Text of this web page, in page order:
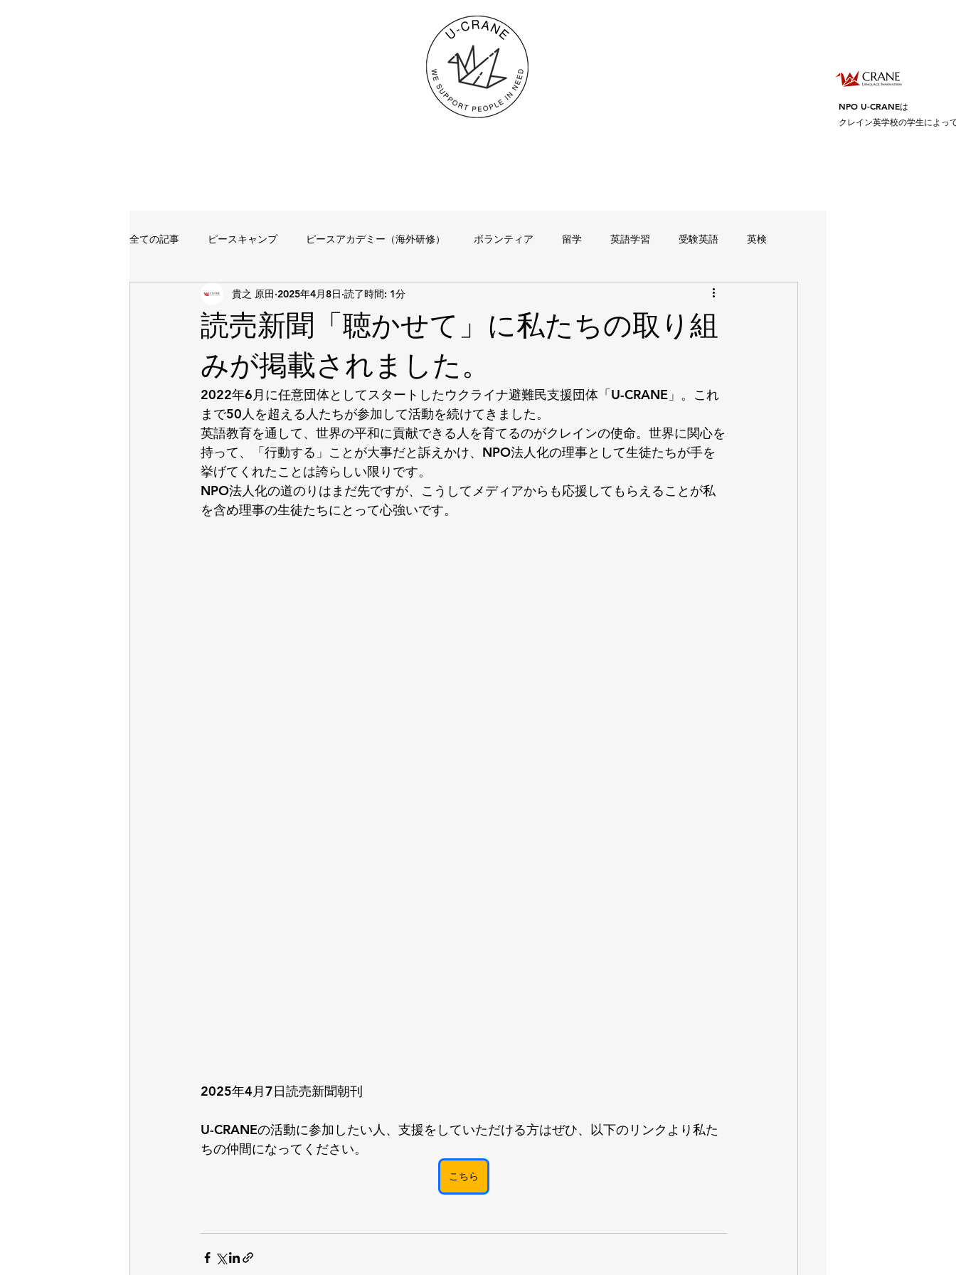
NPO U-CRANEは
クレイン英学校の学生によっ
全ての記事 ピースキャンプ ピースアカデミー（海外研修） ボランティア 留学 英語学習 受験英語 英検
講習会 講師 その他 代表のつぶやき
読売新聞「聴かせて」に私たちの取り組
みが掲載されました。
貴之 原田 2025年4月8日 読了時間: 1分
2022年6月に任意団体としてスタートしたウクライナ避難民支援団体「U-CRANE」。これ
まで50人を超える人たちが参加して活動を続けてきました。
英語教育を通して、世界の平和に貢献できる人を育てるのがクレインの使命。世界に関心を
持って、「行動する」ことが大事だと訴えかけ、NPO法人化の理事として生徒たちが手を
挙げてくれたことは誇らしい限りです。
NPO法人化の道のりはまだ先ですが、こうしてメディアからも応援してもらえることが私
を含め理事の生徒たちにとって心強いです。
2025年4月7日読売新聞朝刊
U-CRANEの活動に参加したい人、支援をしていただける方はぜひ、以下のリンクより私た
ちの仲間になってください。
こちら